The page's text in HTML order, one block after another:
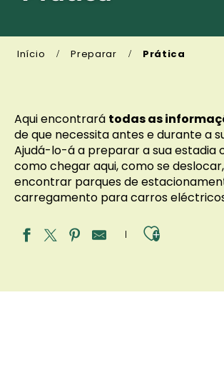
Início Preparar Prática
Aqui encontrará todas as
de que necessita antes e durante a
Ajudá-lo-á a preparar a sua estadia
como chegar aqui, como se
encontrar parques de
carregamento para carros